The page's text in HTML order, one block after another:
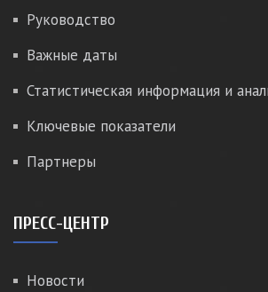
Руководство
Важные даты
Статистическая информация и
Ключевые показатели
Партнеры
ПРЕСС-ЦЕНТР
Новости